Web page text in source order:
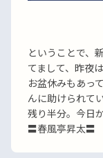
ということで、
てまして、昨夜
お盆休みもあっ
んに助けられて
残り半分。今日
〓春風亭昇太〓